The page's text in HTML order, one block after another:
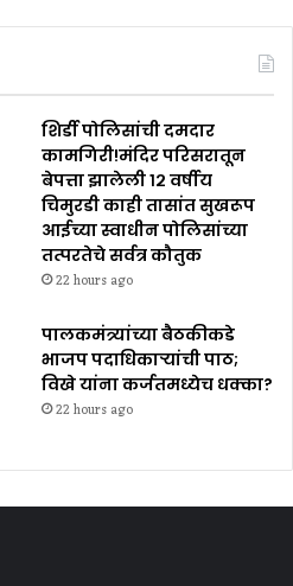
शिर्डी पोलिसांची दमदार
कामगिरी!मंदिर परिसरातून
बेपत्ता झालेली १२ वर्षीय
चिमुरडी काही तासांत सुखरूप
आईच्या स्वाधीन पोलिसांच्या
तत्परतेचे सर्वत्र कौतुक
22 hours ago
पालकमंत्र्यांच्या बैठकीकडे
भाजप पदाधिकाऱ्यांची पाठ;
विखे यांना कर्जतमध्येच धक्का?
22 hours ago